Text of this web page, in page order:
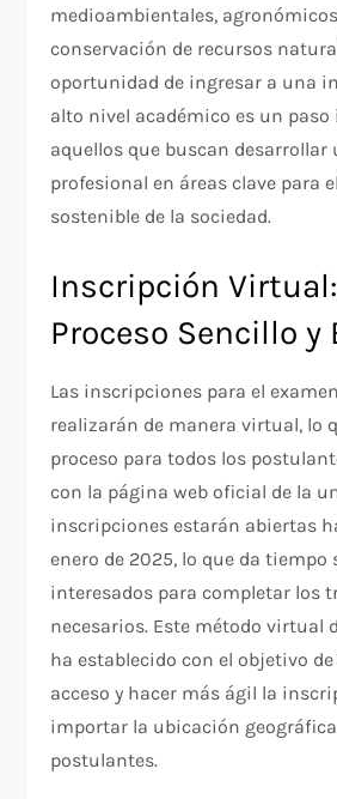
medioambientales,
conservación de recursos
oportunidad de ingresar a una
alto nivel académico es un
aquellos que buscan desarrollar
profesional en áreas clave para
sostenible de la sociedad.
Inscripción
Proceso Sencillo y
Las inscripciones para el
realizarán de manera virtual, lo
proceso para todos los
con la página web oficial de la
inscripciones estarán abiertas
enero de 2025, lo que da
interesados para completar los
necesarios. Este método virtual
ha establecido con el objetivo
acceso y hacer más ágil la
importar la ubicación
postulantes.